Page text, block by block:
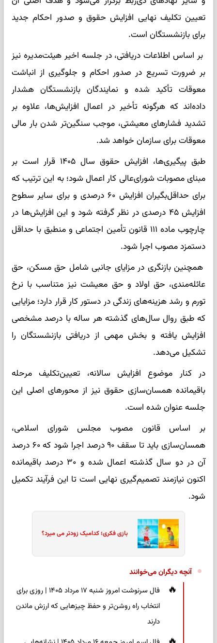
تعیین تکلیف نهایی افزایش حقوق و صدور احکام جدید
برای بازنشستگان است.
بر اساس اطلاعات دریافتی، در جلسه اخیر هیئت‌مدیره نیز
بر ضرورت تسریع در صدور احکام و جلوگیری از انباشت
معوقات تأکید شده و نمایندگان بازنشستگان هشدار
داده‌اند که هرگونه تأخیر در اعمال افزایش‌ها، علاوه بر
تشدید فشارهای معیشتی، موجب سنگین‌تر شدن بار مالی
معوقات برای سازمان خواهد شد.
طبق پیگیری‌ها، افزایش حقوق سال ۱۴۰۵ قرار است بر
مبنای مصوبات شورای‌عالی کار اعمال شود؛ به این ترتیب که
برای حداقل‌بگیران افزایش ۶۰ درصدی و برای سایر سطوح
افزایش ۴۵ درصدی در نظر گرفته شود و این افزایش‌ها در
چارچوب ماده ۱۱۱ قانون تأمین اجتماعی و منطبق با حداقل
دستمزد مصوب اجرا شود.
همچنین بازنگری در مزایای جانبی شامل حق مسکن، حق
عائله‌مندی، حق اولاد و حق معیشت نیز متناسب با نرخ
تورم و رشد هزینه‌های زندگی در دستور کار قرار دارد؛ مزایایی
که طبق روال سال‌های گذشته هر ساله با درصد مشخصی
افزایش یافته و بخش مهمی از دریافتی بازنشستگان را
تشکیل می‌دهد.
در کنار موضوع افزایش سالانه، تعیین‌تکلیف مرحله
باقیمانده همسان‌سازی حقوق نیز از محورهای اصلی این
جلسه عنوان شده است.
بر اساس قانون مصوب مجلس شورای اسلامی،
همسان‌سازی باید تا سقف ۹۰ درصد اجرا شود که ۶۰ درصد
آن در دو سال گذشته اعمال شده و ۳۰ درصد باقیمانده
اکنون نیازمند تصمیم‌گیری نهایی است تا این فرآیند تکمیل
شود.
بازی فکری؛ کدامیک زودتر می میرد؟
آنچه دیگران می‌خوانند
فال سرنوشت امروز شنبه ۱۷ مرداد ۱۴۰۵ | روزی برای
انتخاب راه روشن‌تر و حفظ چیزهایی که ارزش ماندن
دارند